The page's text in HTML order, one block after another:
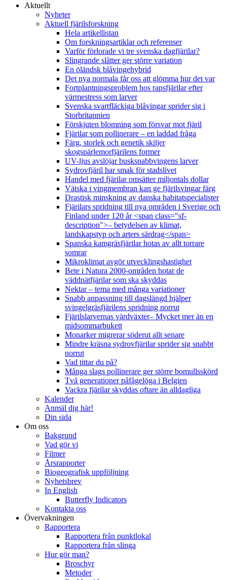
Aktuellt
Nyheter
Aktuell fjärilsforskning
Hela artikellistan
Om forskningsartiklar och referenser
Varför förlorade vi tre svenska dagfjärilar?
Slingrande slåtter ger större variation
En öländsk blåvingehybrid
Det nya normala får oss att glömma hur det var
Fortplantningsproblem hos rapsfjärilar efter
värmestress som larver
Svenska svartfläckiga blåvingar sprider sig i
Storbritannien
Förskjuten blomning som försvar mot fjäril
Fjärilar som pollinerare – en laddad fråga
Färg, storlek och genetik skiljer
skogspärlemorfjärilens former
UV-ljus avslöjar busksnabbvingens larver
Sydrovfjäril har smak för stadslivet
Handel med fjärilar omsätter miljontals dollar
Vätska i vingmembran kan ge fjärilsvingar färg
Drastisk minskning av danska habitatspecialister
Fjärilars spridning till nya områden i Sverige och
Finland under 120 år <span class="sf-
description">– betydelsen av klimat,
landskapstyp och arters särdrag</span>
Spanska kamgräsfjärilar hotas av allt torrare
somrar
Mikroklimat avgör utvecklingshastighet
Bete i Natura 2000-områden hotar de
väddnätfjärilar som ska skyddas
Nektar – tema med många variationer
Snabb anpassning till dagslängd hjälper
svingelgräsfjärilens spridning norrut
Fjärilslarvernas värdväxter– Mycket mer än en
midsommarbukett
Monarker migrerar söderut allt senare
Mindre kräsna sydrovfjärilar sprider sig snabbt
norrut
Vad tittar du på?
Många slags pollinerare ger större bomullsskörd
Två generationer påfågelöga i Belgien
Vackra fjärilar skyddas oftare än alldagliga
Kalender
Anmäl dig här!
Din sida
Om oss
Bakgrund
Vad gör vi
Filmer
Årsrapporter
Biogeografisk uppföljning
Nyhetsbrev
In English
Butterfly Indicators
Kontakta oss
Övervakningen
Rapportera
Rapportera från punktlokal
Rapportera från slinga
Hur gör man?
Broschyr
Metoder